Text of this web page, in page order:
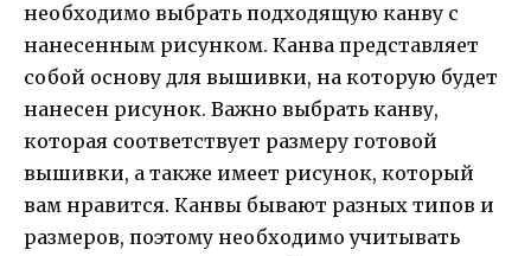
необходимо выбрать подходящую канву с
нанесенным рисунком. Канва представляет
собой основу для вышивки, на которую будет
нанесен рисунок. Важно выбрать канву,
которая соответствует размеру готовой
вышивки, а также имеет рисунок, который
вам нравится. Канвы бывают разных типов и
размеров, поэтому необходимо учитывать